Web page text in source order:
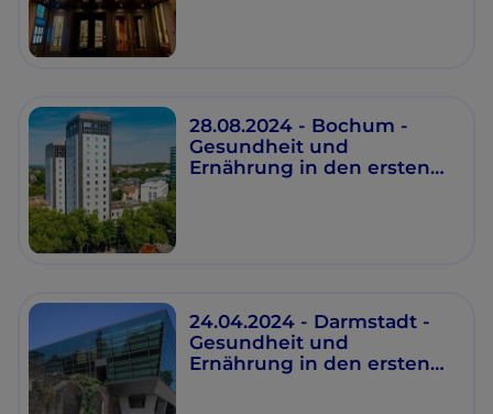
28.08.2024 - Bochum -
Gesundheit und
Ernährung in den ersten
24.04.2024 - Darmstadt -
Gesundheit und
Ernährung in den ersten